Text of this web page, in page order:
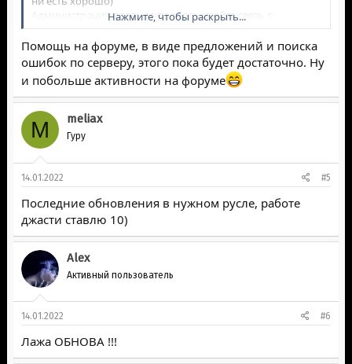
Администрация, главное поддерживайте связь с
игроками они тоже иногда могут вам помочь,
подсказать, показать.
Нажмите, чтобы раскрыть...
Помощь на форуме, в виде предложений и поиска
ошибок по серверу, этого пока будет достаточно. Ну
и побольше активности на форуме
M meliax
Гуру
14.01.2022 #5
Последние обновления в нужном русле, работе
джасти ставлю 10)
Alex
Активный пользователь
14.01.2022 #6
Лажа ОБНОВА !!!